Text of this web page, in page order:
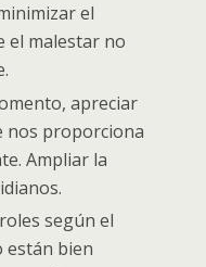
el
el malestar no
apreciar
nos proporciona
Ampliar la
según el
están bien